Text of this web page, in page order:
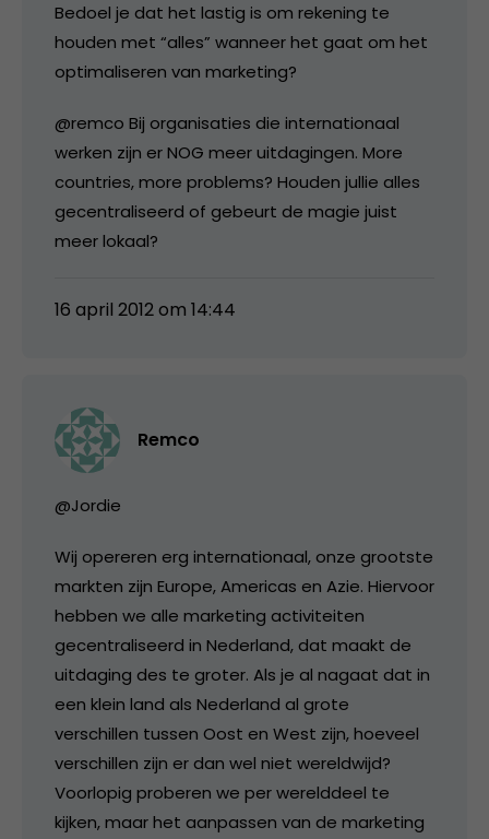
Bedoel je dat het lastig is om rekening te
houden met “alles” wanneer het gaat om het
optimaliseren van marketing?
@remco Bij organisaties die internationaal
werken zijn er NOG meer uitdagingen. More
countries, more problems? Houden jullie alles
gecentraliseerd of gebeurt de magie juist
meer lokaal?
16 april 2012 om 14:44
Remco
@Jordie
Wij opereren erg internationaal, onze grootste
markten zijn Europe, Americas en Azie. Hiervoor
hebben we alle marketing activiteiten
gecentraliseerd in Nederland, dat maakt de
uitdaging des te groter. Als je al nagaat dat in
een klein land als Nederland al grote
verschillen tussen Oost en West zijn, hoeveel
verschillen zijn er dan wel niet wereldwijd?
Voorlopig proberen we per werelddeel te
kijken, maar het aanpassen van de marketing